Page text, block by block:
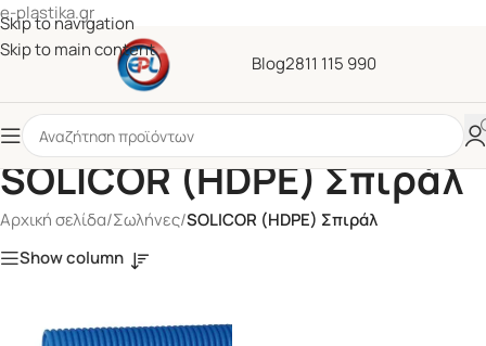
e-plastika.gr
Skip to navigation
Skip to main content
Blog2811 115 990
SOLICOR (HDPE) Σπιράλ
Αρχική σελίδα/Σωλήνες/SOLICOR (HDPE) Σπιράλ
Show column